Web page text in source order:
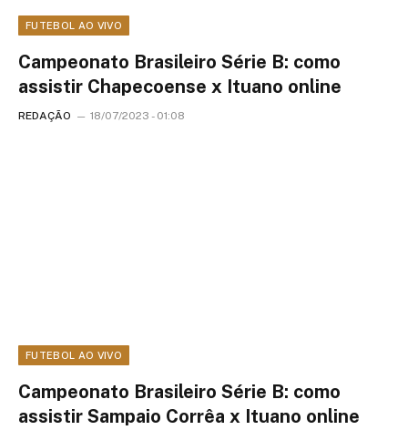
FUTEBOL AO VIVO
Campeonato Brasileiro Série B: como
assistir Chapecoense x Ituano online
REDAÇÃO 18/07/2023 - 01:08
FUTEBOL AO VIVO
Campeonato Brasileiro Série B: como
assistir Sampaio Corrêa x Ituano online